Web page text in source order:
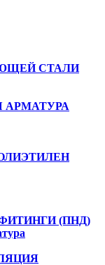
СТАЛИ
АРМАТУРА
(ПНД)